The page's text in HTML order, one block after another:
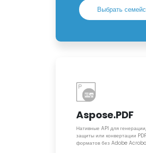
Выбрать
Aspose.PDF
Нативные API для
защиты или конвертации
форматов без Adobe